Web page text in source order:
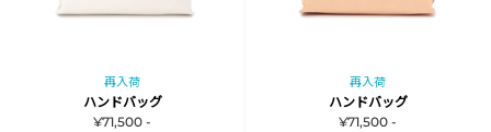
再入荷
ハンドバッグ
¥71,500 -
再入荷
ハンドバッグ
¥71,500 -